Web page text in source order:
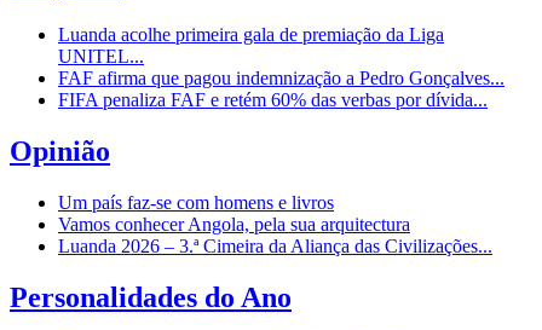
Luanda acolhe primeira gala de premiação da Liga
UNITEL...
FAF afirma que pagou indemnização a Pedro Gonçalves...
FIFA penaliza FAF e retém 60% das verbas por dívida...
Opinião
Um país faz-se com homens e livros
Vamos conhecer Angola, pela sua arquitectura
Luanda 2026 – 3.ª Cimeira da Aliança das Civilizações...
Personalidades do Ano